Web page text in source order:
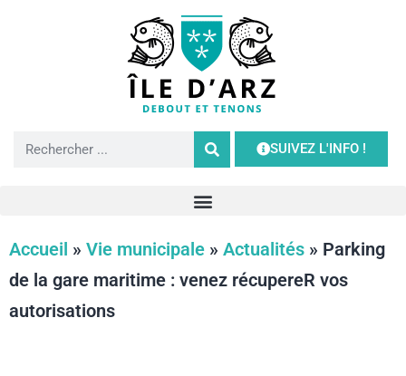
SUIVEZ L'INFO !
Accueil » Vie municipale » Actualités » Parking
de la gare maritime : venez récupereR vos
autorisations